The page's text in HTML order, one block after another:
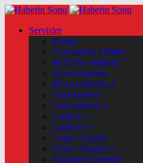
Servisler
Künye
Vizyondaki Filmler
Haftanin Filmleri
Hava Durumu
Hava Durumu 2
Yol Durumu
Yol Durumu 2
Canlı Tv
Canlı Tv 2
Yayın Akışları
Yayın Akışları 2
Nöbetçi Eczaneler